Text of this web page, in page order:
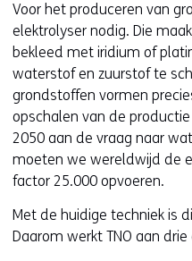
r
)
(
v
e
r
w
i
s
t
Voor het produceren van
elektrolyser nodig. Die
bekleed met iridium of
waterstof en zuurstof te
grondstoffen vormen
opschalen van de
2050 aan de vraag naar
moeten we wereldwijd de
factor 25.000 opvoeren.
Met de huidige techniek is
Daarom werkt TNO aan